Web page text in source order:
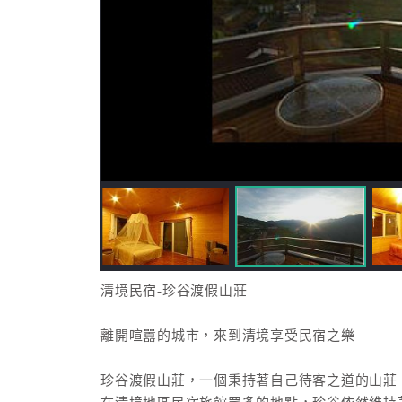
清境民宿-珍谷渡假山莊
離開喧囂的城市，來到清境享受民宿之樂
珍谷渡假山莊，一個秉持著自己待客之道的山莊